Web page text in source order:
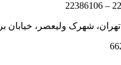
تهران، شهرک ولیعصر، خیابان